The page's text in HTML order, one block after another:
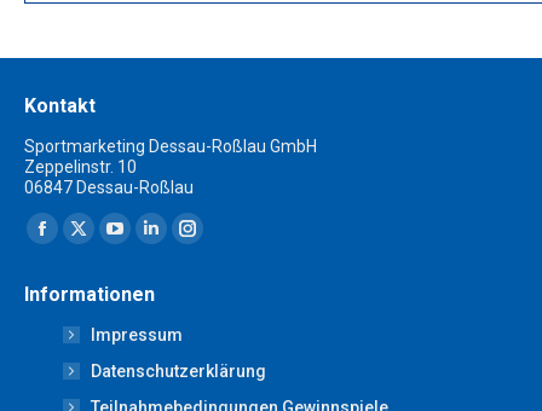
Kontakt
Sportmarketing Dessau-Roßlau GmbH
Zeppelinstr. 10
06847 Dessau-Roßlau
Finden Sie uns auf:
Facebook
opens
new
window
X
opens
in
new
window
YouTube
opens
in
new
window
Linkedin
opens
in
new
window
Instagram
new
window
Informationen
Impressum
Datenschutzerklärung
Teilnahmebedingungen Gewinnspiele